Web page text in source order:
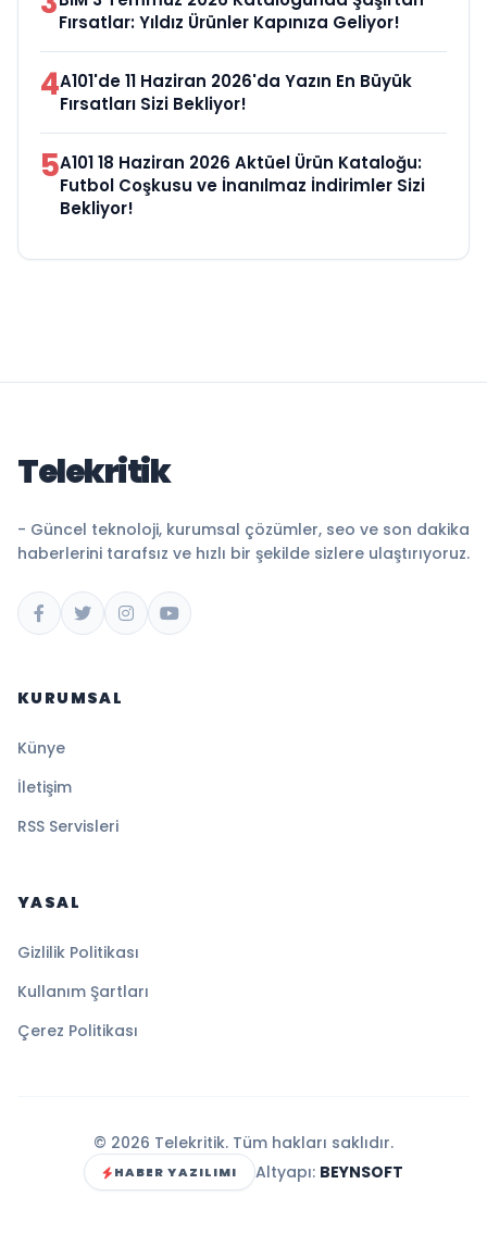
Fırsatlar: Yıldız Ürünler Kapınıza Geliyor!
4A101'de 11 Haziran 2026'da Yazın En Büyük
Fırsatları Sizi Bekliyor!
5A101 18 Haziran 2026 Aktüel Ürün Kataloğu:
Futbol Coşkusu ve İnanılmaz İndirimler Sizi
Bekliyor!
Telekritik
- Güncel teknoloji, kurumsal çözümler, seo ve son dakika
haberlerini tarafsız ve hızlı bir şekilde sizlere ulaştırıyoruz.
KURUMSAL
Künye
İletişim
RSS Servisleri
YASAL
Gizlilik Politikası
Kullanım Şartları
Çerez Politikası
© 2026 Telekritik. Tüm hakları saklıdır.
HABER YAZILIMI Altyapı: BEYNSOFT